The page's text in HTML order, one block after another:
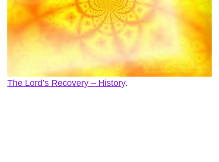
The Lord’s Recovery – History.